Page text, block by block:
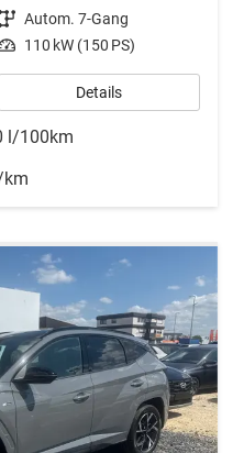
Getriebe Autom. 7-Gang
Leistung 110 kW (150 PS)
Details
l/100km
km